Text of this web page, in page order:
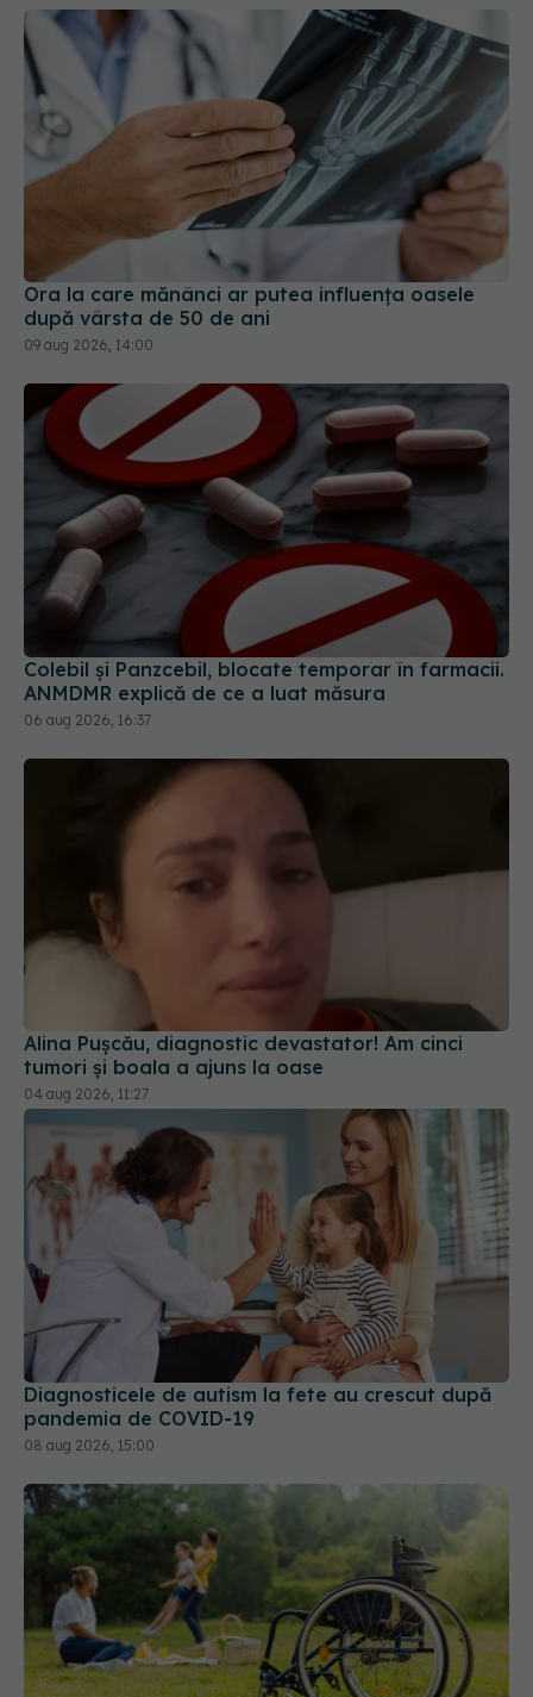
Ora la care mănânci ar putea influența oasele
după vârsta de 50 de ani
09 aug 2026, 14:00
Colebil și Panzcebil, blocate temporar în farmacii.
ANMDMR explică de ce a luat măsura
06 aug 2026, 16:37
Alina Pușcău, diagnostic devastator! Am cinci
tumori și boala a ajuns la oase
04 aug 2026, 11:27
Diagnosticele de autism la fete au crescut după
pandemia de COVID-19
08 aug 2026, 15:00